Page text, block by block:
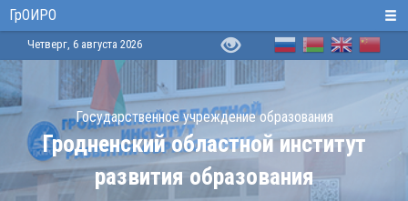
Четверг, 6 августа 2026
Государственное учреждение образования
Гродненский областной институт
развития образования
ГрОИРО